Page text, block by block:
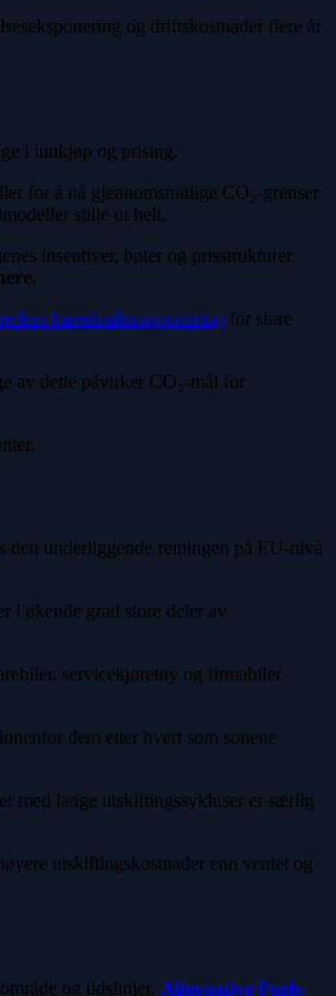
og driftskostnader flere år
i innkjøp og prising.
for å nå gjennomsnittlige CO₂-grenser
stille ut helt.
insentiver, bøter og prisstrukturer
bærekraftsrapportering for store
av dette påvirker CO₂-mål for
underliggende retningen på EU-nivå
i økende grad store deler av
servicekjøretøy og firmabiler
dem etter hvert som sonene
med lange utskiftingssykluser er særlig
utskiftingskostnader enn ventet og
og tidslinjer. Alternative Fuels